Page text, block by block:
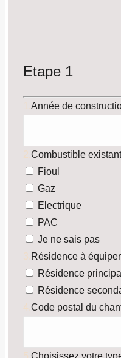
Etape 1
1.Année de
2.Combustible
Fioul
Gaz
Electrique
PAC
Je ne sais pas
3.Résidence à équiper
Résidence
Résidence
4.Code postal du
5. Choisissez votre